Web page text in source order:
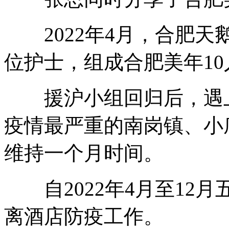
2022年4月，合肥天
位护士，组成合肥美年
援沪小组回归后，遇
疫情最严重的南岗镇、
维持一个月时间。
自2022年4月至12月
离酒店防疫工作。